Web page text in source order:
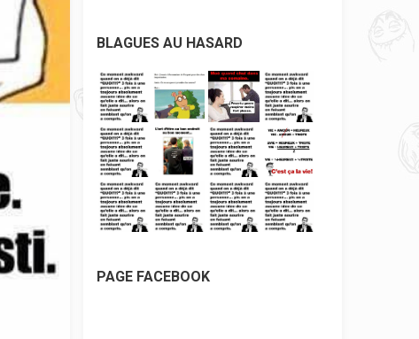
BLAGUES AU HASARD
PAGE FACEBOOK